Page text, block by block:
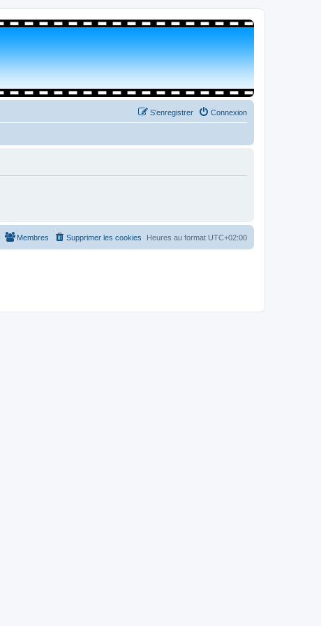
Connexion
S’enregistrer
Heures au format UTC+02:00
Supprimer les cookies
Membres